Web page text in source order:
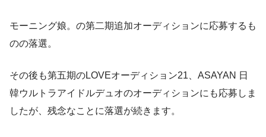
モーニング娘。の第二期追加オーディションに応募するも
のの落選。
その後も第五期のLOVEオーディション21、ASAYAN 日
韓ウルトラアイドルデュオのオーディションにも応募しま
したが、残念なことに落選が続きます。